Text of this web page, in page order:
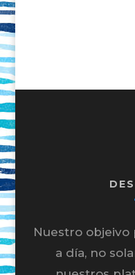
Nuestro objeivo
a día, no